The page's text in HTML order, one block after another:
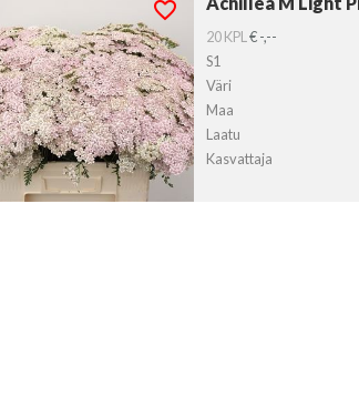
20 KPL€ -,--
S1
Väri
Maa
Laatu
Kasvattaja
Kelvollista lähtöpäivää ei ole valittu.